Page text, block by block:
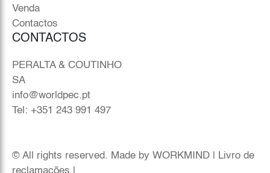
Venda
Contactos
CONTACTOS
PERALTA & COUTINHO
SA
info@worldpec.pt
Tel: +351 243 991 497
© All rights reserved. Made by WORKMIND
Livro de